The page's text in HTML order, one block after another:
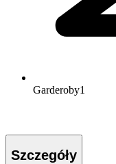
Garderoby1
Szczegóły